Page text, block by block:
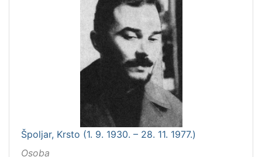
Špoljar, Krsto (1. 9. 1930. – 28. 11. 1977.)
Osoba